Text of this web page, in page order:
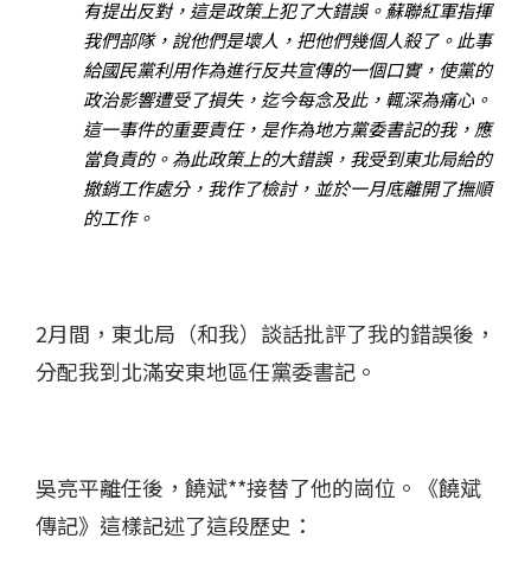
有提出反對，這是政策上犯了大錯誤。蘇聯紅軍指揮
我們部隊，說他們是壞人，把他們幾個人殺了。此事
給國民黨利用作為進行反共宣傳的一個口實，使黨的
政治影響遭受了損失，迄今每念及此，輒深為痛心。
這一事件的重要責任，是作為地方黨委書記的我，應
當負責的。為此政策上的大錯誤，我受到東北局給的
撤銷工作處分，我作了檢討，並於一月底離開了撫順
的工作。
2月間，東北局（和我）談話批評了我的錯誤後，
分配我到北滿安東地區任黨委書記。
吳亮平離任後，饒斌**接替了他的崗位。《饒斌
傳記》這樣記述了這段歷史：